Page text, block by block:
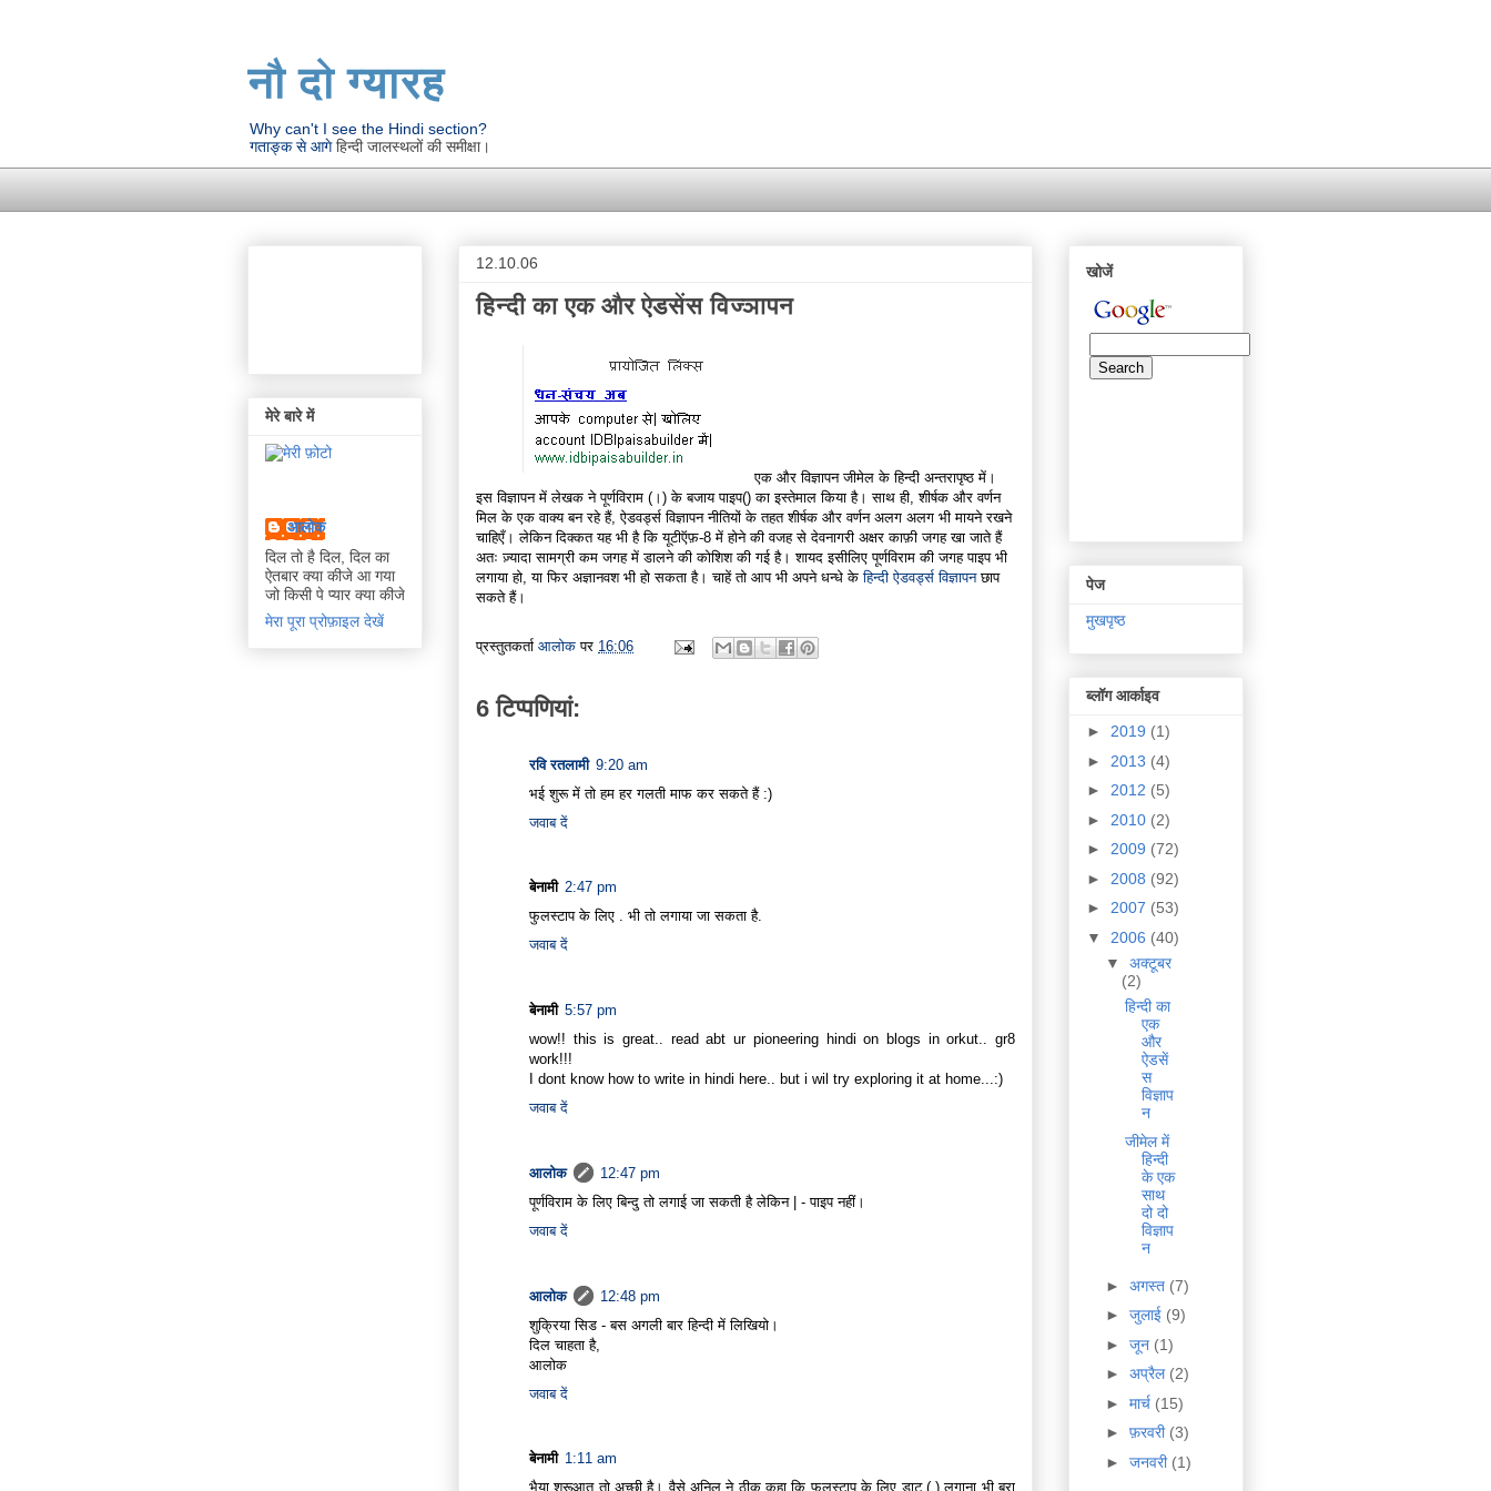
नौ दो ग्यारह
Why can't I see the Hindi section?
गताङ्क से आगेहिन्दी जालस्थलों की समीक्षा।
12.10.06
हिन्दी का एक और ऐडसेंस विज्ञापन
एक और विज्ञापन जीमेल के हिन्दी अन्तरापृष्ठ में।
इस विज्ञापन में लेखक ने पूर्णविराम (।) के बजाय पाइप() का इस्तेमाल किया है। साथ ही, शीर्षक और वर्णन
मिल के एक वाक्य बन रहे हैं, ऐडवर्ड्स विज्ञापन नीतियों के तहत शीर्षक और वर्णन अलग अलग भी मायने रखने
चाहिएँ। लेकिन दिक्कत यह भी है कि यूटीऍफ़-8 में होने की वजह से देवनागरी अक्षर काफ़ी जगह खा जाते हैं
अतः ज़्यादा सामग्री कम जगह में डालने की कोशिश की गई है। शायद इसीलिए पूर्णविराम की जगह पाइप भी
लगाया हो, या फिर अज्ञानवश भी हो सकता है। चाहें तो आप भी अपने धन्धे केहिन्दी ऐडवर्ड्स विज्ञापनछाप
सकते हैं।
प्रस्तुतकर्ता आलोक पर 16:06
6 टिप्‍पणियां:
रवि रतलामी 9:20 am
भई शुरू में तो हम हर गलती माफ कर सकते हैं :)
जवाब दें
बेनामी 2:47 pm
फुलस्‍टाप के लिए . भी तो लगाया जा सकता है.
जवाब दें
बेनामी 5:57 pm
wow!! this is great.. read abt ur pioneering hindi on blogs in orkut.. gr8
work!!!
I dont know how to write in hindi here.. but i wil try exploring it at home...:)
जवाब दें
आलोक
12:47 pm
पूर्णविराम के लिए बिन्दु तो लगाई जा सकती है लेकिन | - पाइप नहीं।
जवाब दें
आलोक
12:48 pm
शुक्रिया सिड - बस अगली बार हिन्दी में लिखियो।
दिल चाहता है,
आलोक
जवाब दें
बेनामी 1:11 am
भैया शुरूआत तो अच्छी है। वैसे अनिल ने ठीक कहा कि फुलस्टाप के लिए डाट (.) लगाना भी बुरा
मेरे बारे में
आलोक
दिल तो है दिल, दिल का
ऐतबार क्या कीजे आ गया
जो किसी पे प्यार क्या कीजे
मेरा पूरा प्रोफ़ाइल देखें
खोजें
पेज
मुखपृष्ठ
ब्लॉग आर्काइव
► 2019 (1)
► 2013 (4)
► 2012 (5)
► 2010 (2)
► 2009 (72)
► 2008 (92)
► 2007 (53)
▼ 2006 (40)
▼ अक्टूबर
(2)
हिन्दी का
एक
और
ऐडसें
स
विज्ञाप
न
जीमेल में
हिन्दी
के एक
साथ
दो दो
विज्ञाप
न
► अगस्त (7)
► जुलाई (9)
► जून (1)
► अप्रैल (2)
► मार्च (15)
► फ़रवरी (3)
► जनवरी (1)